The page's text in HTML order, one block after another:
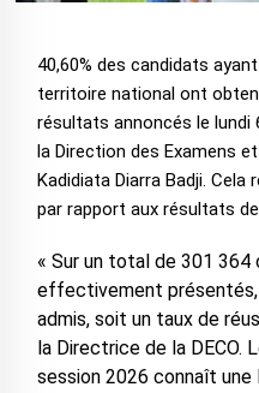
40,60% des candidats
territoire national ont
résultats annoncés le lundi
la Direction des Examens
Kadidiata Diarra Badji. Cela
par rapport aux résultats
« Sur un total de 301 364
effectivement
admis, soit un taux de
la Directrice de la DECO.
session 2026 connaît une